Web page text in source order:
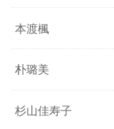
本渡楓
朴璐美
杉山佳寿子